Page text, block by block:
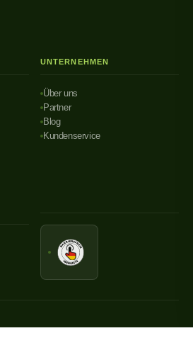
UNTERNEHMEN
Über uns
Partner
Blog
Kundenservice